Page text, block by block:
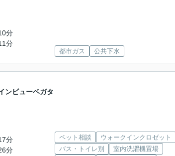
分
分
都市ガス 公共下水
ンビューベガタ
分
分
ペット相談
ウォークインクロゼット
バス・トイレ別
室内洗濯機置場